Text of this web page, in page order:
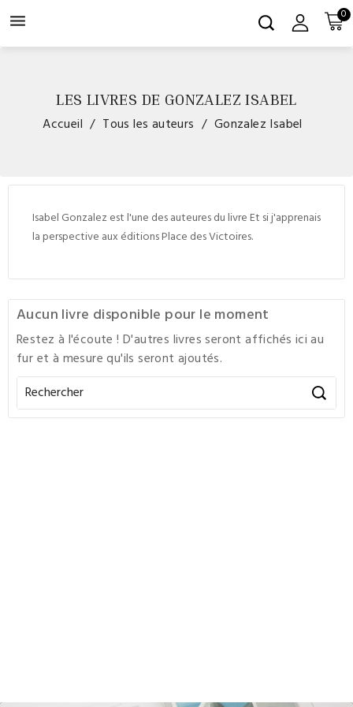
 0
LES LIVRES DE GONZALEZ ISABEL
Accueil Tous les auteurs Gonzalez Isabel
Isabel Gonzalez est l'une des auteures du livre Et si j'apprenais
la perspective aux éditions Place des Victoires.
Aucun livre disponible pour le moment
Restez à l'écoute ! D'autres livres seront affichés ici au
fur et à mesure qu'ils seront ajoutés.